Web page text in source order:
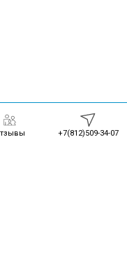
+7(812)509-34-07